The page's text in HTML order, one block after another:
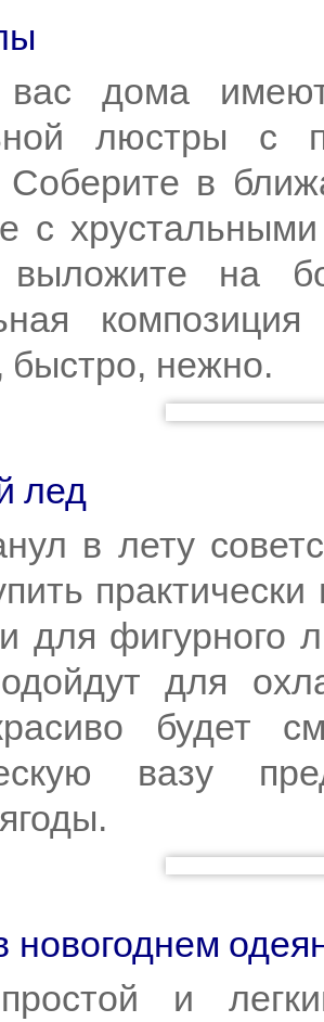
дома
люстры с
Соберите в
с
выложите на
быстро, нежно.
лед
в лету
для фигурного
для
будет
вазу
новогоднем
и